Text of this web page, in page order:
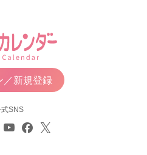
／新規登録
SNS